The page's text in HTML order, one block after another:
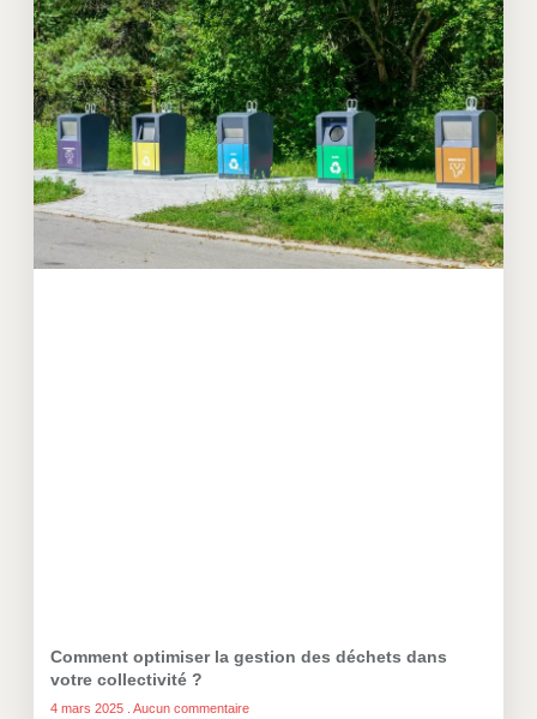
Comment optimiser la gestion des déchets dans
votre collectivité ?
4 mars 2025 Aucun commentaire